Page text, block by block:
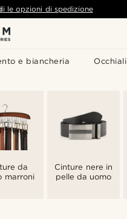
e biancheria Occhiali
le opzioni di spedizione
da
marroni
Cinture nere in
pelle da uomo